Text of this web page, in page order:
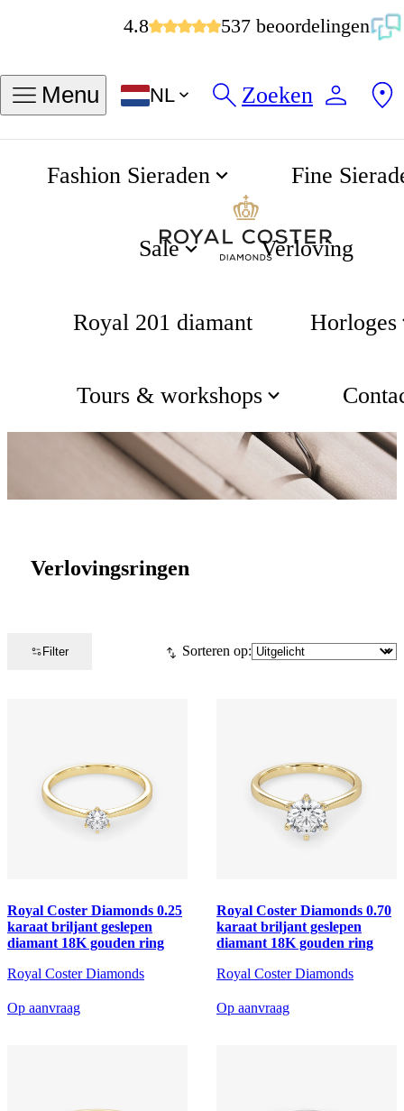
Vertrouwd door ruim 1.000.000 klanten
Meesters in diamantvakmanschap
537 beoordelingen
Menu NL Zoeken
Fashion Sieraden Fine
Sale Verloving
Royal 201 diamant Horloges
Tours & workshops
Verlovingsringen
Verlovingsringen
Filter Sorteren op:
Royal Coster Diamonds 0.25
karaat briljant geslepen
diamant 18K gouden ring
Royal Coster Diamonds
Op aanvraag
Royal Coster Diamonds 0.70
karaat briljant geslepen
diamant 18K gouden ring
Royal Coster Diamonds
Op aanvraag